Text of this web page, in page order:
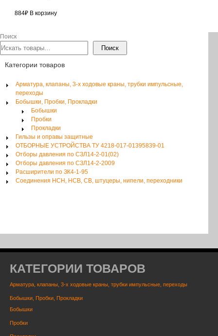
884₽ В корзину
Поиск
Поиск
Категории товаров
Арматура, клапаны, 3-х ходовые краны, трубки импульсные,
переходы
Бобышки, Пробки, Прокладки
Бобышки
Пробки
Прокладки
Гильзы и оправы защитные
ОТБОРНЫЕ УСТРОЙСТВА ТУ 4218-017-01395839-01
Отборы давления по СЗЛ14-2-01(02)
Отборы давления по СЗЛ14-2-2009
Расширители по ЗК4-1-95
Соединения НСН, НСВ, СВ, штуцеры, нипели, переходники
КАТЕГОРИИ ТОВАРОВ
Арматура, клапаны, 3-х ходовые краны, трубки импульсные, переходы
Бобышки, Пробки, Прокладки
Бобышки
Пробки